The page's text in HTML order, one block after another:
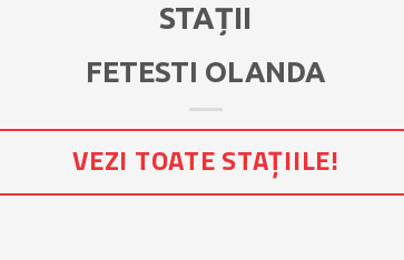
STAȚII
FETESTI OLANDA
VEZI TOATE STAȚIILE!